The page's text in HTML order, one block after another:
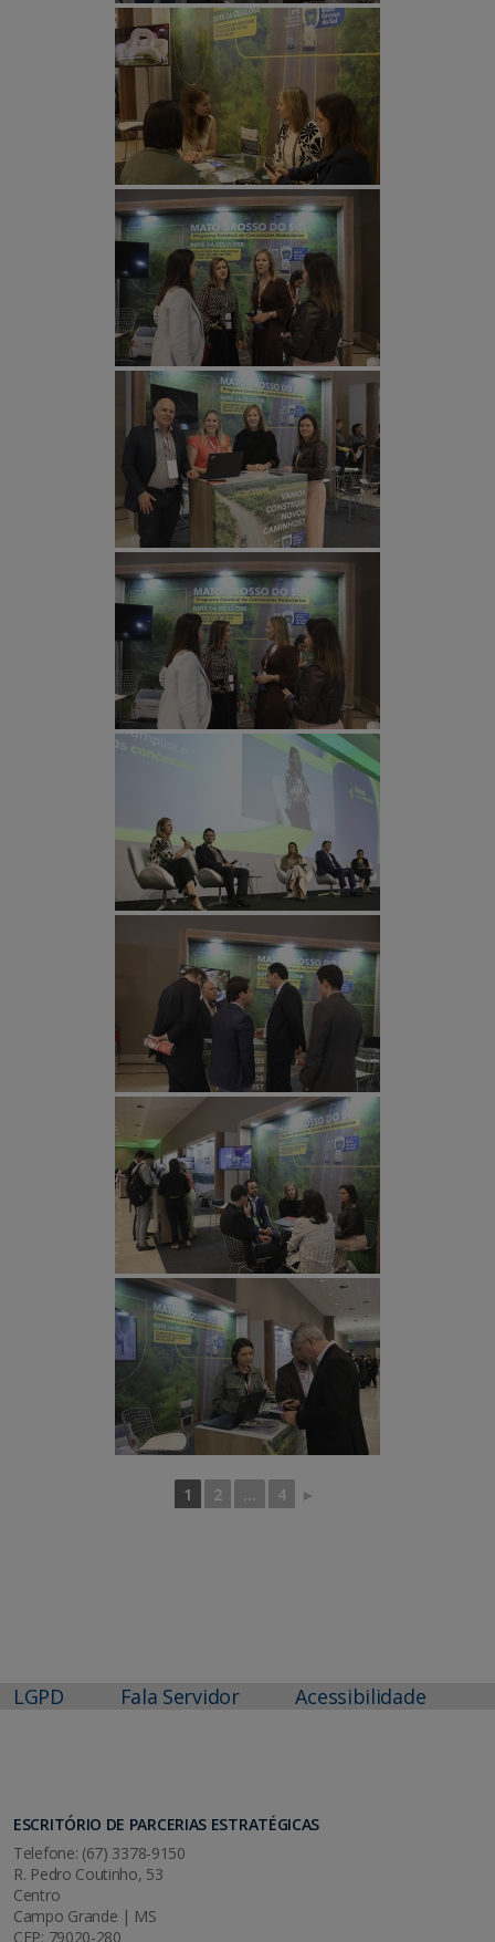
1 2 ... 4 ►
LGPD Fala Servidor Acessibilidade
ESCRITÓRIO DE PARCERIAS ESTRATÉGICAS
Telefone: (67) 3378-9150
R. Pedro Coutinho, 53
Centro
Campo Grande | MS
CEP: 79020-280